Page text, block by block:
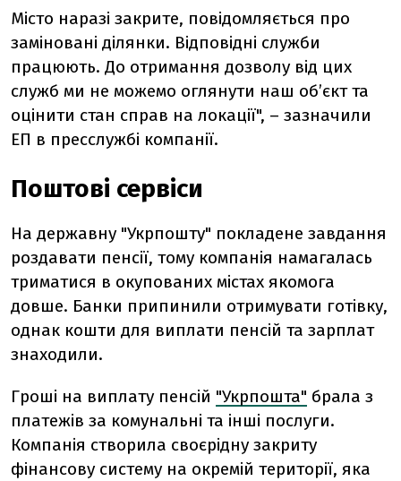
Місто наразі закрите, повідомляється про
заміновані ділянки. Відповідні служби
працюють. До отримання дозволу від цих
служб ми не можемо оглянути наш об’єкт та
оцінити стан справ на локації", – зазначили
ЕП в пресслужбі компанії.
Поштові сервіси
На державну "Укрпошту" покладене завдання
роздавати пенсії, тому компанія намагалась
триматися в окупованих містах якомога
довше. Банки припинили отримувати готівку,
однак кошти для виплати пенсій та зарплат
знаходили.
Гроші на виплату пенсій "Укрпошта" брала з
платежів за комунальні та інші послуги.
Компанія створила своєрідну закриту
фінансову систему на окремій території, яка